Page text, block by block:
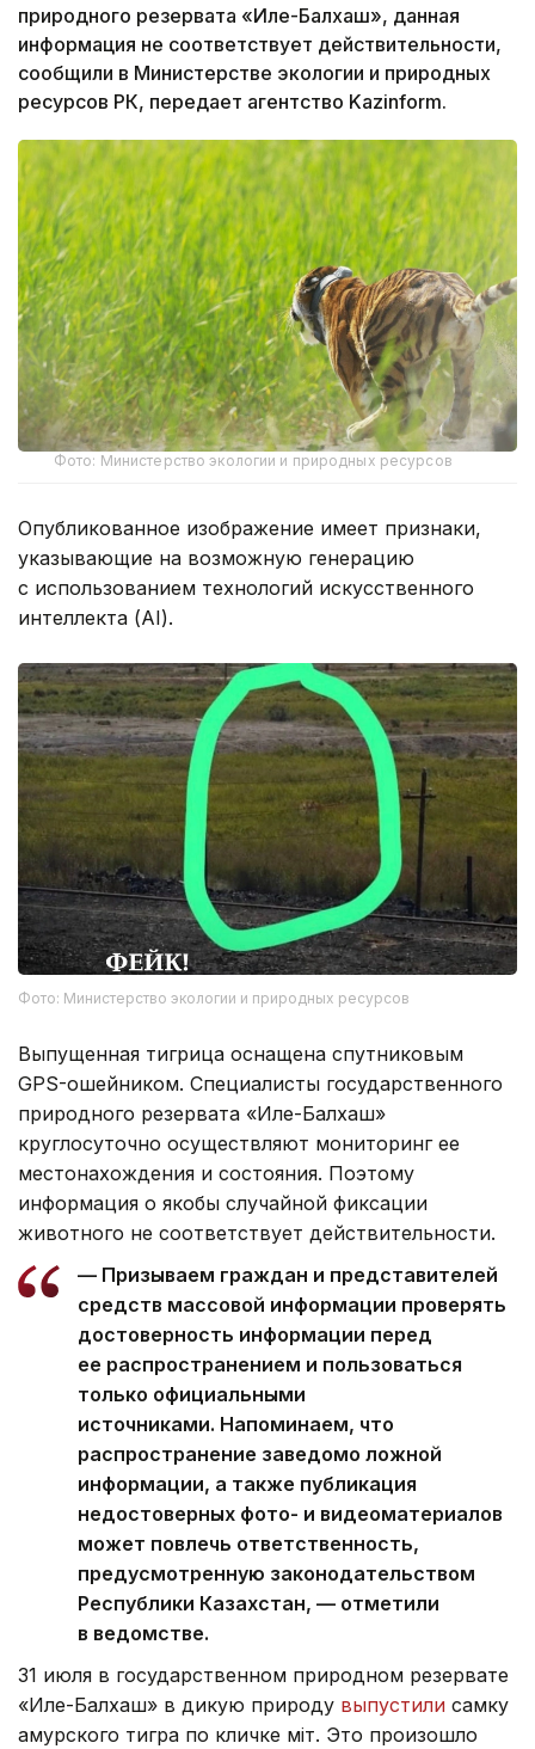
природного резервата «Иле-Балхаш», данная
информация не соответствует действительности,
сообщили в Министерстве экологии и природных
ресурсов РК, передает агентство Kazinform.
Фото: Министерство экологии и природных ресурсов
Опубликованное изображение имеет признаки,
указывающие на возможную генерацию
с использованием технологий искусственного
интеллекта (AI).
Фото: Министерство экологии и природных ресурсов
Выпущенная тигрица оснащена спутниковым
GPS-ошейником. Специалисты государственного
природного резервата «Иле-Балхаш»
круглосуточно осуществляют мониторинг ее
местонахождения и состояния. Поэтому
информация о якобы случайной фиксации
животного не соответствует действительности.
— Призываем граждан и представителей
средств массовой информации проверять
достоверность информации перед
ее распространением и пользоваться
только официальными
источниками. Напоминаем, что
распространение заведомо ложной
информации, а также публикация
недостоверных фото- и видеоматериалов
может повлечь ответственность,
предусмотренную законодательством
Республики Казахстан, — отметили
в ведомстве.
31 июля в государственном природном резервате
«Иле-Балхаш» в дикую природу выпустили самку
амурского тигра по кличке Үміт. Это произошло